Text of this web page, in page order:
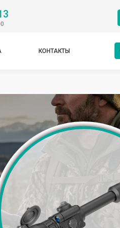
КОНТАКТЫ